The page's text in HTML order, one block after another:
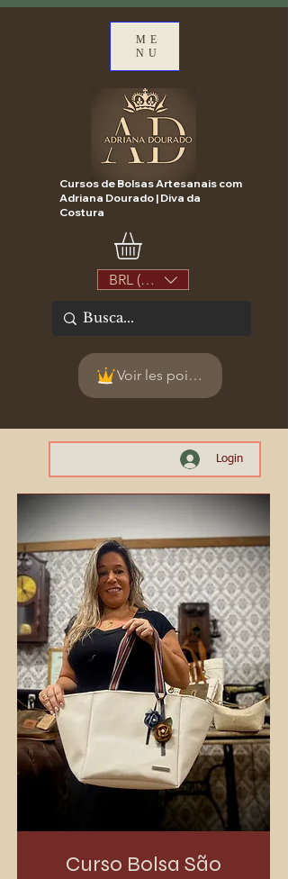
ME
NU
Cursos de Bolsas Artesanais com
Adriana Dourado | Diva da
Costura
BRL (R$)
Voir les points
Login
Curso Bolsa São